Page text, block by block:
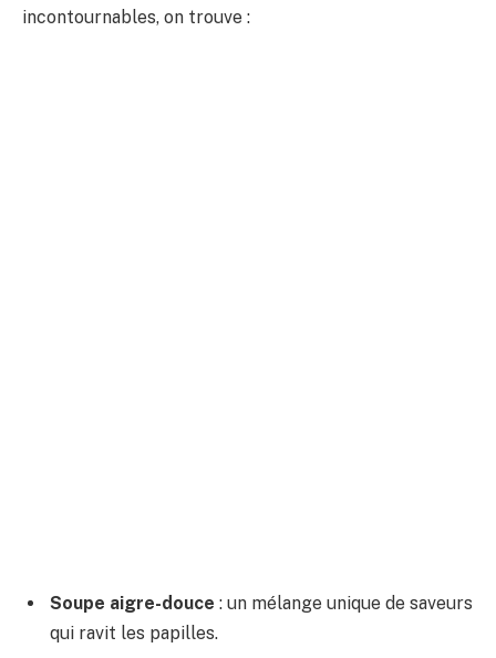
incontournables, on trouve :
Soupe aigre-douce : un mélange unique de saveurs
qui ravit les papilles.